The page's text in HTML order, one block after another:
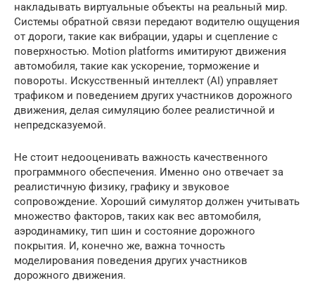
накладывать виртуальные объекты на реальный мир.
Системы обратной связи передают водителю ощущения
от дороги, такие как вибрации, удары и сцепление с
поверхностью. Motion platforms имитируют движения
автомобиля, такие как ускорение, торможение и
повороты. Искусственный интеллект (AI) управляет
трафиком и поведением других участников дорожного
движения, делая симуляцию более реалистичной и
непредсказуемой.
Не стоит недооценивать важность качественного
программного обеспечения. Именно оно отвечает за
реалистичную физику, графику и звуковое
сопровождение. Хороший симулятор должен учитывать
множество факторов, таких как вес автомобиля,
аэродинамику, тип шин и состояние дорожного
покрытия. И, конечно же, важна точность
моделирования поведения других участников
дорожного движения.